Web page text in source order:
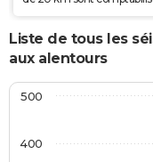
Liste de tous les
aux alentours
400
500